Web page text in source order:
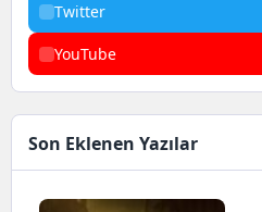
Twitter
YouTube
Son Eklenen Yazılar